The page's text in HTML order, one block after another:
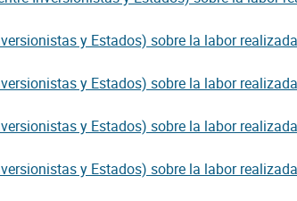
y Estados) sobre la labor
y Estados) sobre la labor
y Estados) sobre la labor
y Estados) sobre la labor